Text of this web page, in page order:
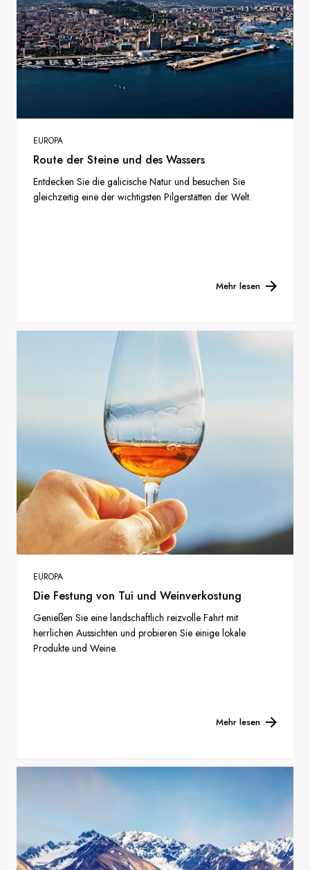
EUROPA
Route der Steine und des Wassers
Entdecken Sie die galicische Natur und besuchen Sie
gleichzeitig eine der wichtigsten Pilgerstätten der Welt.
Mehr lesen
EUROPA
Die Festung von Tui und Weinverkostung
Genießen Sie eine landschaftlich reizvolle Fahrt mit
herrlichen Aussichten und probieren Sie einige lokale
Produkte und Weine.
Mehr lesen